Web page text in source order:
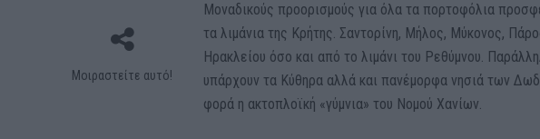
Μοιραστείτε αυτό!
Μοναδικούς προορισμούς για όλα τα πορτοφόλια
τα λιμάνια της Κρήτης. Σαντορίνη, Μήλος, Μύκονος,
Ηρακλείου όσο και από το λιμάνι του Ρεθύμνου.
υπάρχουν τα Κύθηρα αλλά και πανέμορφα νησιά των
φορά η ακτοπλοϊκή «γύμνια» του Νομού Χανίων.